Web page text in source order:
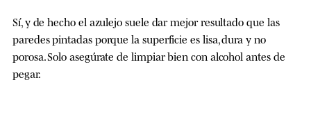
Sí, y de hecho el azulejo suele dar mejor resultado que las
paredes pintadas porque la superficie es lisa, dura y no
porosa. Solo asegúrate de limpiar bien con alcohol antes de
pegar.